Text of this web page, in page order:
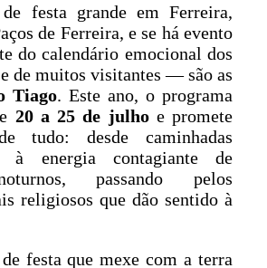
festa grande em Ferreira,
de Ferreira, e se há evento
do calendário emocional dos
de muitos visitantes — são as
Tiago. Este ano, o programa
20 a 25 de julhoe promete
tudo: desde caminhadas
à energia contagiante de
passando pelos
religiosos que dão sentido à
festa que mexe com a terra